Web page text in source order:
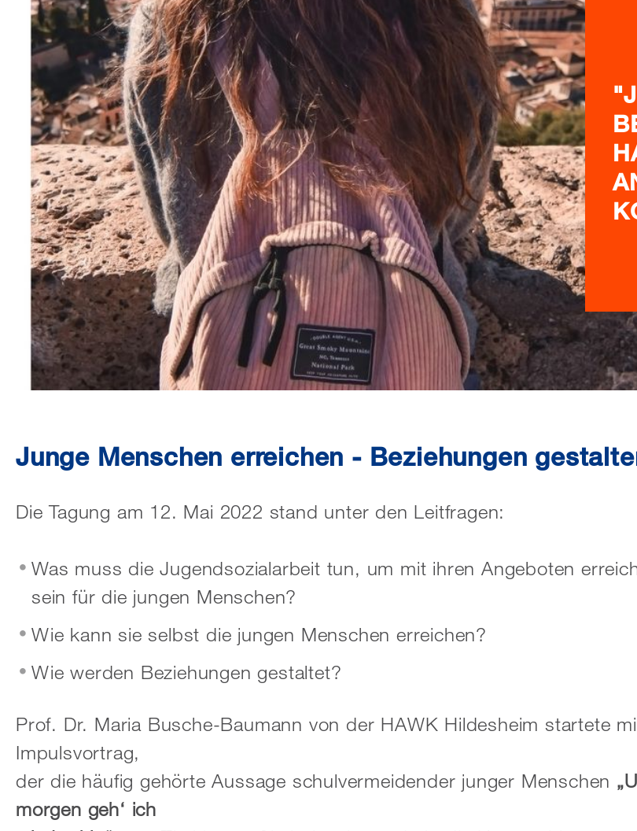
Junge Menschen erreichen - Beziehungen
Die Tagung am 12. Mai 2022 stand unter den Leitfragen:
Was muss die Jugendsozialarbeit tun, um mit ihren Angeboten
sein für die jungen Menschen?
Wie kann sie selbst die jungen Menschen erreichen?
Wie werden Beziehungen gestaltet?
Prof. Dr. Maria Busche-Baumann von der HAWK Hildesheim startete
Impulsvortrag,
der die häufig gehörte Aussage schulvermeidender junger Menschen
morgen geh‘ ich